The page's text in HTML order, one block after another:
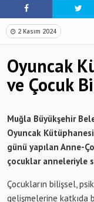
2 Kasım 2024
Oyuncak
ve Çocuk
Muğla Büyükşehir
Oyuncak
günü yapılan Anne-
çocuklar anneleriyle
Çocukların bilişsel,
gelişmelerine katkıda